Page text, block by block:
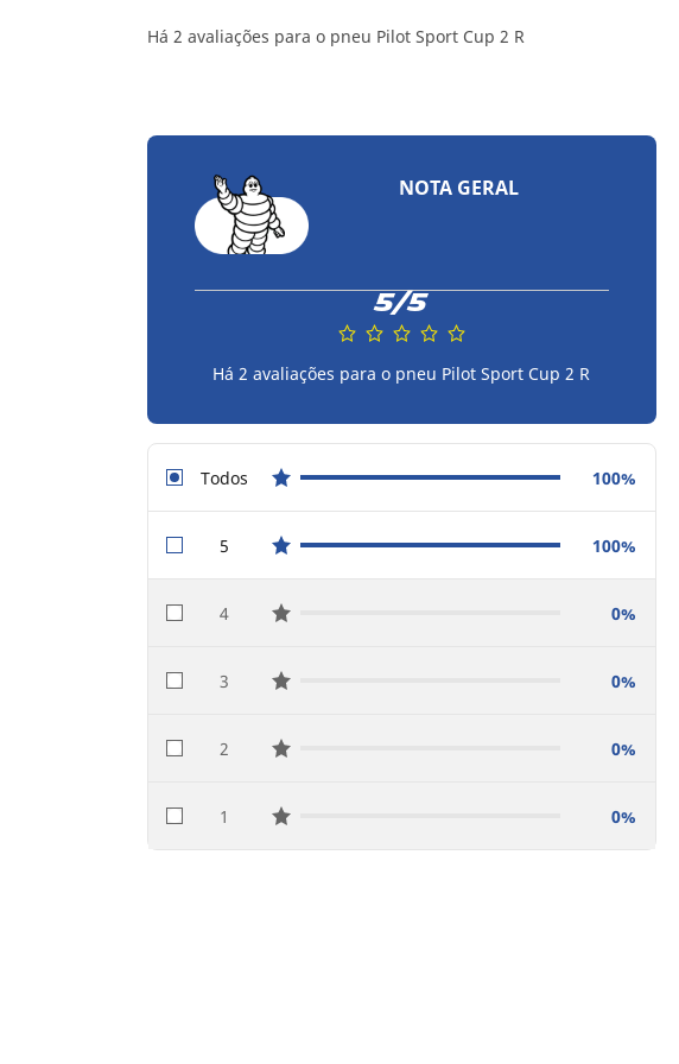
Há 2 avaliações para o pneu Pilot Sport Cup 2 R
NOTA GERAL
5/5
Há 2 avaliações para o pneu Pilot Sport Cup 2 R
Todosstar reviews 100%
5star reviews 100%
4star reviews 0%
3star reviews 0%
2star reviews 0%
1star reviews 0%